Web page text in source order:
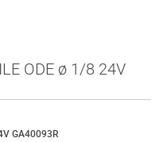
ODE ø 1/8 24V
GA40093R